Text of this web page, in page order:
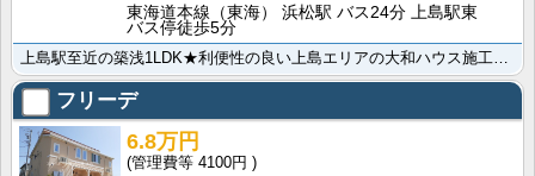
東海道本線（東海） 浜松駅 バス24分 上島駅東
バス停徒歩5分
上島駅至近の築浅1LDK★利便性の良い上島エリアの大和ハウス施工物件に空きがでました！インターネット･･･
フリーデ
6.8万円
4100円